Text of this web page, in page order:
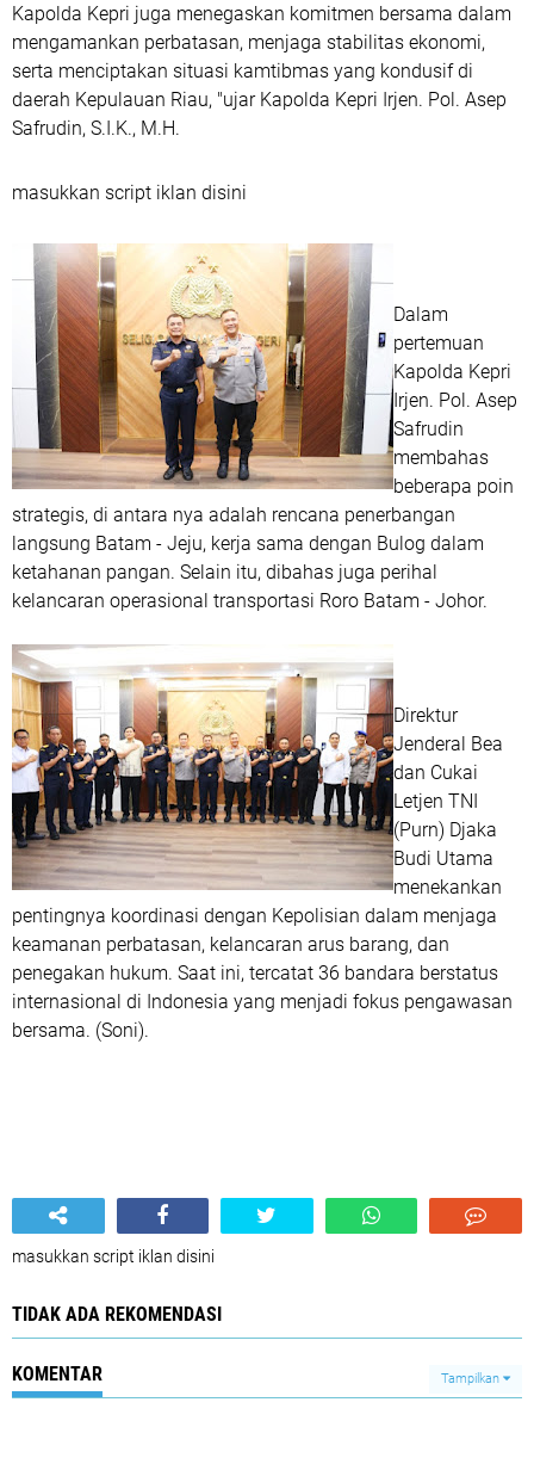
Kapolda Kepri juga menegaskan komitmen bersama dalam
mengamankan perbatasan, menjaga stabilitas ekonomi,
serta menciptakan situasi kamtibmas yang kondusif di
daerah Kepulauan Riau, "ujar Kapolda Kepri Irjen. Pol. Asep
Safrudin, S.I.K., M.H.
masukkan script iklan disini
Dalam
pertemuan
Kapolda Kepri
Irjen. Pol. Asep
Safrudin
membahas
beberapa poin
strategis, di antara nya adalah rencana penerbangan
langsung Batam - Jeju, kerja sama dengan Bulog dalam
ketahanan pangan. Selain itu, dibahas juga perihal
kelancaran operasional transportasi Roro Batam - Johor.
Direktur
Jenderal Bea
dan Cukai
Letjen TNI
(Purn) Djaka
Budi Utama
menekankan
pentingnya koordinasi dengan Kepolisian dalam menjaga
keamanan perbatasan, kelancaran arus barang, dan
penegakan hukum. Saat ini, tercatat 36 bandara berstatus
internasional di Indonesia yang menjadi fokus pengawasan
bersama. (Soni).
masukkan script iklan disini
TIDAK ADA REKOMENDASI
KOMENTAR Tampilkan